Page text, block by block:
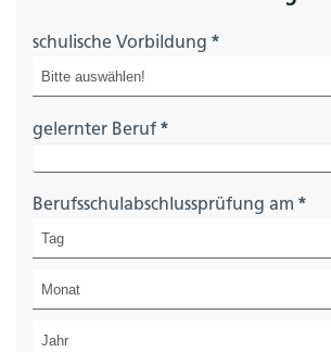
schulische Vorbildung *
gelernter Beruf *
Berufsschulabschlussprüfung am *